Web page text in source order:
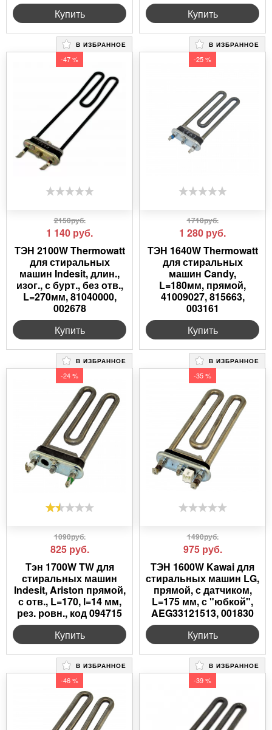
Купить
Купить
В ИЗБРАННОЕ
-47 %
2150руб.
1 140 руб.
ТЭН 2100W Thermowatt
для стиральных
машин Indesit, длин.,
изог., с бурт., без отв.,
L=270мм, 81040000,
002678
Купить
В ИЗБРАННОЕ
-25 %
1710руб.
1 280 руб.
ТЭН 1640W Thermowatt
для стиральных
машин Candy,
L=180мм, прямой,
41009027, 815663,
003161
Купить
В ИЗБРАННОЕ
-24 %
1090руб.
825 руб.
Тэн 1700W TW для
стиральных машин
Indesit, Ariston прямой,
с отв., L=170, l=14 мм,
рез. ровн., код 094715
Купить
В ИЗБРАННОЕ
-35 %
1490руб.
975 руб.
ТЭН 1600W Kawai для
стиральных машин LG,
прямой, с датчиком,
L=175 мм, с "юбкой",
AEG33121513, 001830
Купить
В ИЗБРАННОЕ
-46 %
В ИЗБРАННОЕ
-39 %